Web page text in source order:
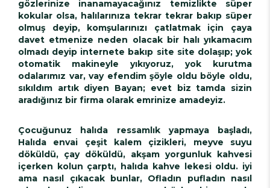
gözlerinize inanamayacağınız temizlikte süper
kokular olsa, halılarınıza tekrar tekrar bakıp süper
olmuş deyip, komşularınızı çatlatmak için çaya
davet etmenize neden olacak bir halı yıkamacım
olmadı deyip internete bakıp site site dolaşıp; yok
otomatik makineyle yıkıyoruz, yok kurutma
odalarımız var, vay efendim şöyle oldu böyle oldu,
sıkıldım artık diyen Bayan; evet biz tamda sizin
aradığınız bir firma olarak emrinize amadeyiz.
Çocuğunuz halıda ressamlık yapmaya başladı,
Halıda envai çeşit kalem çizikleri, meyve suyu
döküldü, çay döküldü, akşam yorgunluk kahvesi
içerken kolun çarptı, halıda kahve lekesi oldu. iyi
ama nasıl çıkacak bunlar, Ofladın pufladın nasıl